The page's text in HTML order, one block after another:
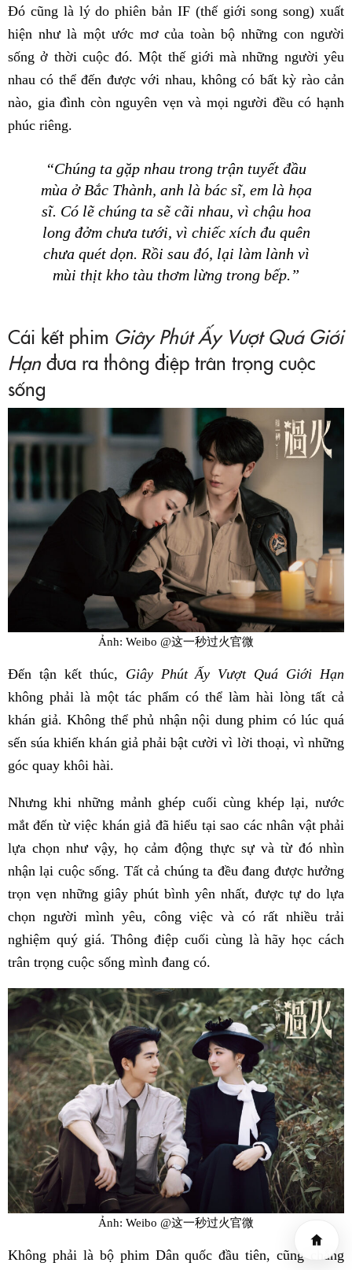
Đó cũng là lý do phiên bản IF (thế giới song song) xuất
hiện như là một ước mơ của toàn bộ những con người
sống ở thời cuộc đó. Một thế giới mà những người yêu
nhau có thể đến được với nhau, không có bất kỳ rào cản
nào, gia đình còn nguyên vẹn và mọi người đều có hạnh
phúc riêng.
“Chúng ta gặp nhau trong trận tuyết đầu
mùa ở Bắc Thành, anh là bác sĩ, em là họa
sĩ. Có lẽ chúng ta sẽ cãi nhau, vì chậu hoa
long đởm chưa tưới, vì chiếc xích đu quên
chưa quét dọn. Rồi sau đó, lại làm lành vì
mùi thịt kho tàu thơm lừng trong bếp.”
Cái kết phim Giây Phút Ấy Vượt Quá Giới
Hạn đưa ra thông điệp trân trọng cuộc
sống
Ảnh: Weibo @这一秒过火官微
Đến tận kết thúc, Giây Phút Ấy Vượt Quá Giới Hạn
không phải là một tác phẩm có thể làm hài lòng tất cả
khán giả. Không thể phủ nhận nội dung phim có lúc quá
sến súa khiến khán giả phải bật cười vì lời thoại, vì những
góc quay khôi hài.
Nhưng khi những mảnh ghép cuối cùng khép lại, nước
mắt đến từ việc khán giả đã hiểu tại sao các nhân vật phải
lựa chọn như vậy, họ cảm động thực sự và từ đó nhìn
nhận lại cuộc sống. Tất cả chúng ta đều đang được hưởng
trọn vẹn những giây phút bình yên nhất, được tự do lựa
chọn người mình yêu, công việc và có rất nhiều trải
nghiệm quý giá. Thông điệp cuối cùng là hãy học cách
trân trọng cuộc sống mình đang có.
Ảnh: Weibo @这一秒过火官微
Không phải là bộ phim Dân quốc đầu tiên, cũng chẳng